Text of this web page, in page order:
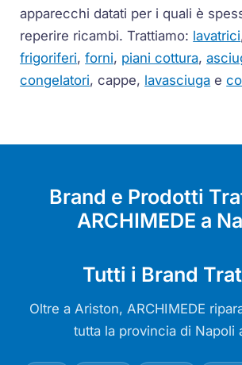
apparecchi datati per i quali è
reperire ricambi. Trattiamo: lavatrici
frigoriferi,forni, piani cottura,
congelatori, cappe, lavasciuga e
Brand e Prodotti
ARCHIMEDE a
Tutti i Brand
Oltre a Ariston, ARCHIMEDE
tutta la provincia di Napoli